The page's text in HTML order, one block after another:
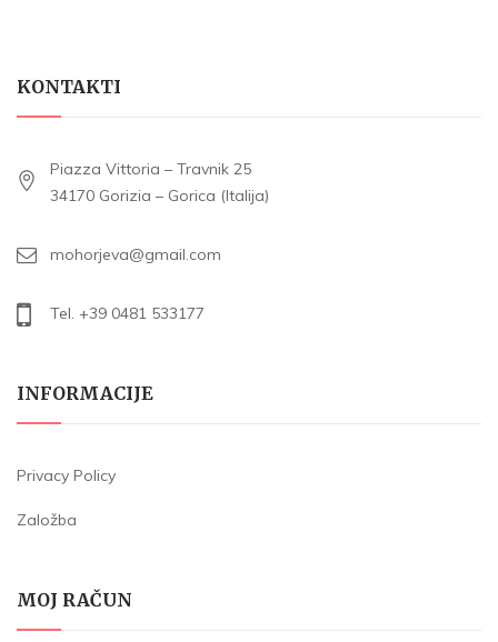
KONTAKTI
Piazza Vittoria – Travnik 25
34170 Gorizia – Gorica (Italija)
mohorjeva@gmail.com
Tel. +39 0481 533177
INFORMACIJE
Privacy Policy
Založba
MOJ RAČUN